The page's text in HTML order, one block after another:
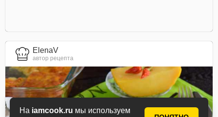
На iamcook.ru мы используем
ElenaV
автор рецепта